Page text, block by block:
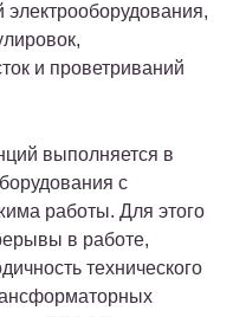
и проветриваний
выполняется в
с
работы. Для этого
в работе,
технического